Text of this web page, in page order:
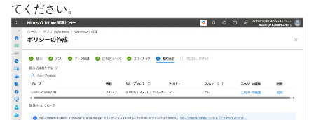
てください。